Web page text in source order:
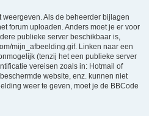
Als de beheerder bijlagen
forum uploaden. Anders moet je er voor
publieke server beschikbaar is,
mijn_afbeelding.gif. Linken naar een
(tenzij het een publieke server
vereisen zoals in: Hotmail of
website, enz. kunnen niet
weer te geven, moet je de BBCode